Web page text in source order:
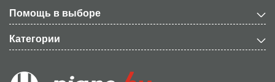
Помощь в выборе
Категории